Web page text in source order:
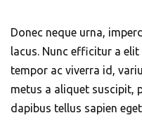
Donec neque urna,
lacus. Nunc efficitur a elit
tempor ac viverra id,
metus a aliquet suscipit,
dapibus tellus sapien